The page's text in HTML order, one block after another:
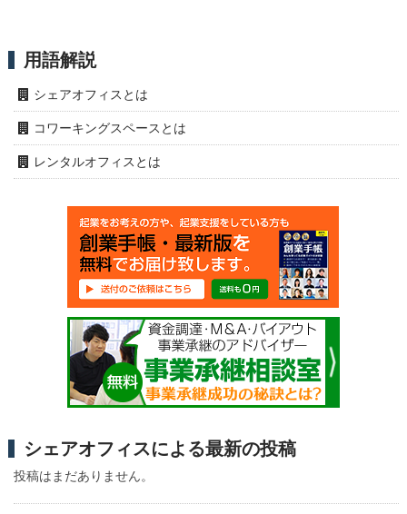
用語解説
シェアオフィスとは
コワーキングスペースとは
レンタルオフィスとは
シェアオフィスによる最新の投稿
投稿はまだありません。